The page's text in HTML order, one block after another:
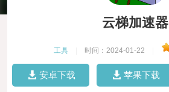
云梯加速器
工具 时间：2024-01-22
安卓下载 苹果下载